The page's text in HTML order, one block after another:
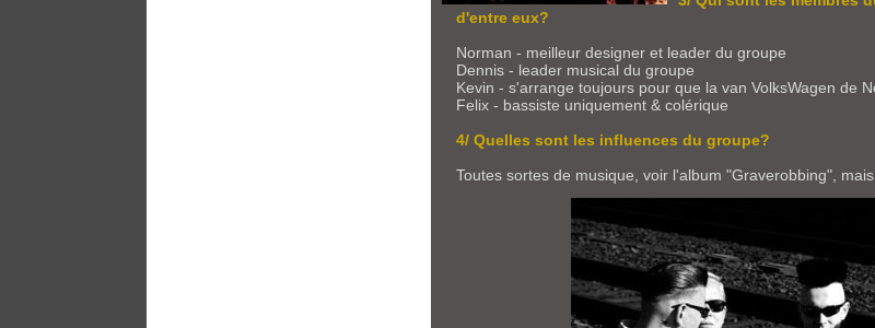
d'entre eux?
Norman - meilleur designer et leader du groupe
Dennis - leader musical du groupe
Kevin - s'arrange toujours pour que la van VolksWagen de
Felix - bassiste uniquement & colérique
4/ Quelles sont les influences du groupe?
Toutes sortes de musique, voir l'album "Graverobbing",